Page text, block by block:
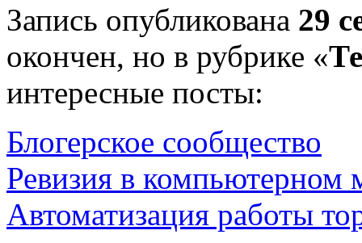
Запись опубликована 29
окончен, но в рубрике «
интересные посты:
Блогерское сообщество
Ревизия в компьютерном
Автоматизация работы